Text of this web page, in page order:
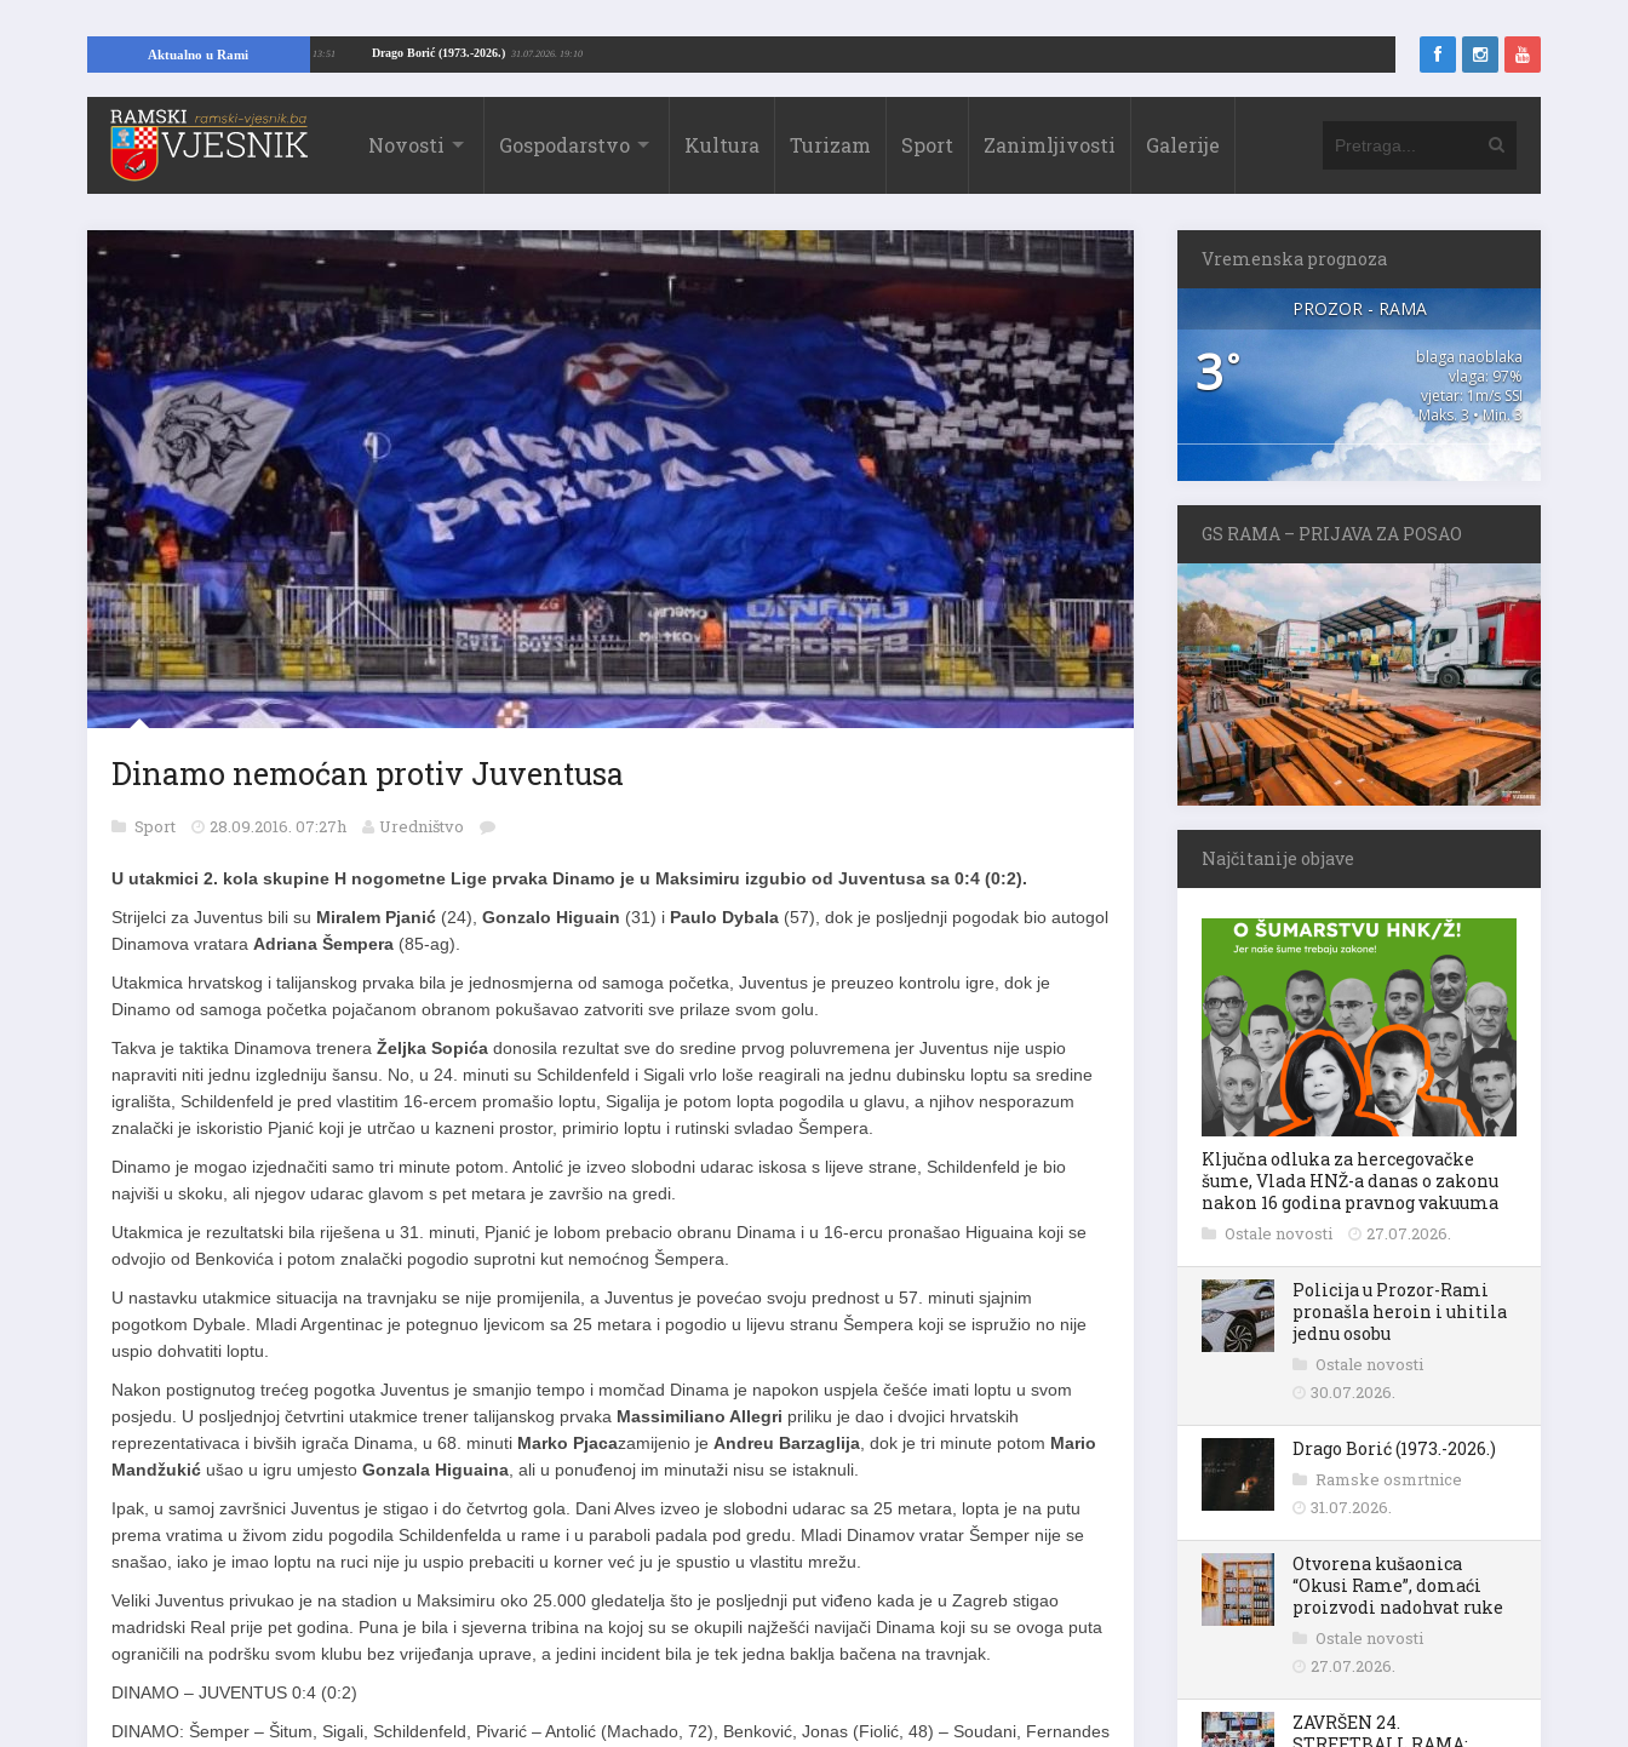
Aktualno u Rami Drago Borić (1973.-2026.) 31.07.2026. 19:10
temelje kuće, pronašao vrijedne arheološke ostatke 24.07.2026. 13:51
Novosti Gospodarstvo Kultura Turizam Sport Zanimljivosti Galerije
Dinamo nemoćan protiv Juventusa
Sport 28.09.2016. 07:27h Uredništvo
U utakmici 2. kola skupine H nogometne Lige prvaka Dinamo je u Maksimiru izgubio od Juventusa sa 0:4 (0:2).
Strijelci za Juventus bili su Miralem Pjanić (24), Gonzalo Higuain (31) i Paulo Dybala (57), dok je posljednji pogodak bio autogol
Dinamova vratara Adriana Šempera (85-ag).
Utakmica hrvatskog i talijanskog prvaka bila je jednosmjerna od samoga početka, Juventus je preuzeo kontrolu igre, dok je
Dinamo od samoga početka pojačanom obranom pokušavao zatvoriti sve prilaze svom golu.
Takva je taktika Dinamova trenera Željka Sopića donosila rezultat sve do sredine prvog poluvremena jer Juventus nije uspio
napraviti niti jednu izgledniju šansu. No, u 24. minuti su Schildenfeld i Sigali vrlo loše reagirali na jednu dubinsku loptu sa sredine
igrališta, Schildenfeld je pred vlastitim 16-ercem promašio loptu, Sigalija je potom lopta pogodila u glavu, a njihov nesporazum
znalački je iskoristio Pjanić koji je utrčao u kazneni prostor, primirio loptu i rutinski svladao Šempera.
Dinamo je mogao izjednačiti samo tri minute potom. Antolić je izveo slobodni udarac iskosa s lijeve strane, Schildenfeld je bio
najviši u skoku, ali njegov udarac glavom s pet metara je završio na gredi.
Utakmica je rezultatski bila riješena u 31. minuti, Pjanić je lobom prebacio obranu Dinama i u 16-ercu pronašao Higuaina koji se
odvojio od Benkovića i potom znalački pogodio suprotni kut nemoćnog Šempera.
U nastavku utakmice situacija na travnjaku se nije promijenila, a Juventus je povećao svoju prednost u 57. minuti sjajnim
pogotkom Dybale. Mladi Argentinac je potegnuo ljevicom sa 25 metara i pogodio u lijevu stranu Šempera koji se ispružio no nije
uspio dohvatiti loptu.
Nakon postignutog trećeg pogotka Juventus je smanjio tempo i momčad Dinama je napokon uspjela češće imati loptu u svom
posjedu. U posljednjoj četvrtini utakmice trener talijanskog prvaka Massimiliano Allegri priliku je dao i dvojici hrvatskih
reprezentativaca i bivših igrača Dinama, u 68. minuti Marko Pjacazamijenio je Andreu Barzaglija , dok je tri minute potom Mario
Mandžukić ušao u igru umjesto Gonzala Higuaina , ali u ponuđenoj im minutaži nisu se istaknuli.
Ipak, u samoj završnici Juventus je stigao i do četvrtog gola. Dani Alves izveo je slobodni udarac sa 25 metara, lopta je na putu
prema vratima u živom zidu pogodila Schildenfelda u rame i u paraboli padala pod gredu. Mladi Dinamov vratar Šemper nije se
snašao, iako je imao loptu na ruci nije ju uspio prebaciti u korner već ju je spustio u vlastitu mrežu.
Veliki Juventus privukao je na stadion u Maksimiru oko 25.000 gledatelja što je posljednji put viđeno kada je u Zagreb stigao
madridski Real prije pet godina. Puna je bila i sjeverna tribina na kojoj su se okupili najžešći navijači Dinama koji su se ovoga puta
ograničili na podršku svom klubu bez vrijeđanja uprave, a jedini incident bila je tek jedna baklja bačena na travnjak.
DINAMO – JUVENTUS 0:4 (0:2)
DINAMO: Šemper – Šitum, Sigali, Schildenfeld, Pivarić – Antolić (Machado, 72), Benković, Jonas (Fiolić, 48) – Soudani, Fernandes
Vremenska prognoza
PROZOR - RAMA
3°
blaga naoblaka
vlaga: 97%
vjetar: 1m/s SSI
Maks. 3 • Min. 3
GS RAMA – PRIJAVA ZA POSAO
Najčitanije objave
Ključna odluka za hercegovačke
šume, Vlada HNŽ-a danas o zakonu
nakon 16 godina pravnog vakuuma
Ostale novosti 27.07.2026.
Policija u Prozor-Rami
pronašla heroin i uhitila
jednu osobu
Ostale novosti
30.07.2026.
Drago Borić (1973.-2026.)
Ramske osmrtnice
31.07.2026.
Otvorena kušaonica
“Okusi Rame”, domaći
proizvodi nadohvat ruke
Ostale novosti
27.07.2026.
ZAVRŠEN 24.